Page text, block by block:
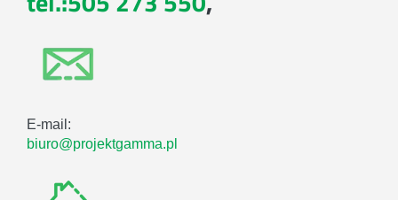
E-mail:
biuro@projektgamma.pl